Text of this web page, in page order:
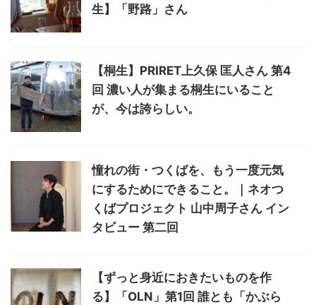
生】「野路」さん
【桐生】PRIRET上久保 匡人さん 第4
回 濃い人が集まる桐生にいること
が、今は誇らしい。
憧れの街・つくばを、もう一度元気
にするためにできること。｜ネオつ
くばプロジェクト 山中周子さん イン
タビュー 第二回
【ずっと身近におきたいものを作
る】「OLN」第1回 誰とも「かぶら